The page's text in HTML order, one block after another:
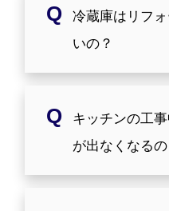
や、ニオイ、調
なる点です。音
隠すタイプのキ
です。
200Vの専用回路
す。
体で決まってい
ーターなどを導
ムの計画前に管
冷蔵庫はリフ
いの？
用いただけます
ただし工事の範
キッチンの工
が出なくなるの